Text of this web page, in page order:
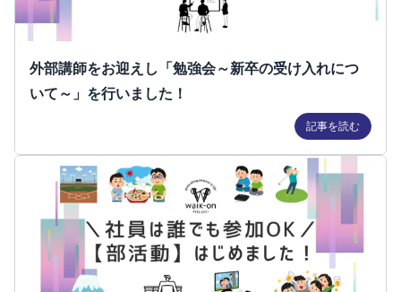
外部講師をお迎えし「勉強会～新卒の受け入れにつ
いて～」を行いました！
記事を読む